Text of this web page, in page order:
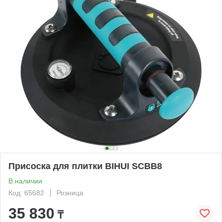
Присоска для плитки BIHUI SCBB8
В наличии
Код: 65682
Розница
35 830 ₸